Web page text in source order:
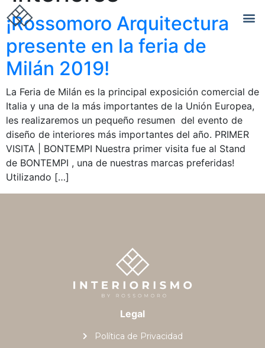
¡Rossomoro Arquitectura
presente en la feria de
Milán 2019!
La Feria de Milán es la principal exposición comercial de
Italia y una de la más importantes de la Unión Europea,
les realizaremos un pequeño resumen del evento de
diseño de interiores más importantes del año. PRIMER
VISITA | BONTEMPI Nuestra primer visita fue al Stand
de BONTEMPI , una de nuestras marcas preferidas!
Utilizando […]
Legal
Política de Privacidad